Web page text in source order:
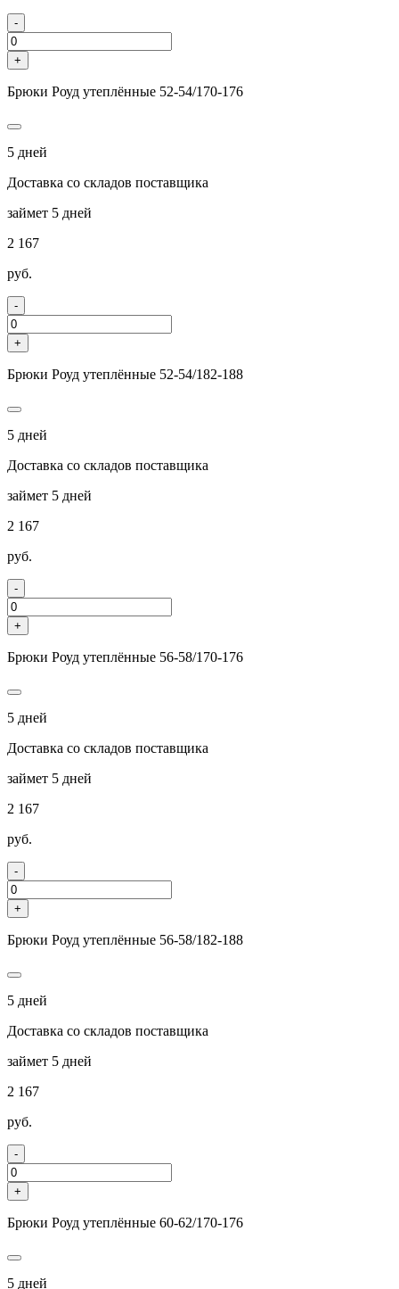
-
+
Брюки Роуд утеплённые 52-54/170-176
5 дней
Доставка со складов поставщика
займет 5 дней
2 167
руб.
-
+
Брюки Роуд утеплённые 52-54/182-188
5 дней
Доставка со складов поставщика
займет 5 дней
2 167
руб.
-
+
Брюки Роуд утеплённые 56-58/170-176
5 дней
Доставка со складов поставщика
займет 5 дней
2 167
руб.
-
+
Брюки Роуд утеплённые 56-58/182-188
5 дней
Доставка со складов поставщика
займет 5 дней
2 167
руб.
-
+
Брюки Роуд утеплённые 60-62/170-176
5 дней